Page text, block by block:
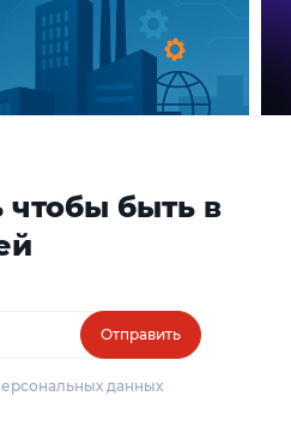
быть в
Отправить
данных